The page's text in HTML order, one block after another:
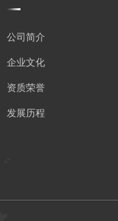
公司简介
企业文化
资质荣誉
发展历程